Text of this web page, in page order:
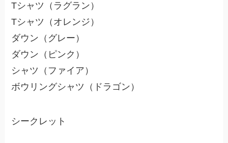
Tシャツ（ラグラン）
Tシャツ（オレンジ）
ダウン（グレー）
ダウン（ピンク）
シャツ（ファイア）
ボウリングシャツ（ドラゴン）
シークレット